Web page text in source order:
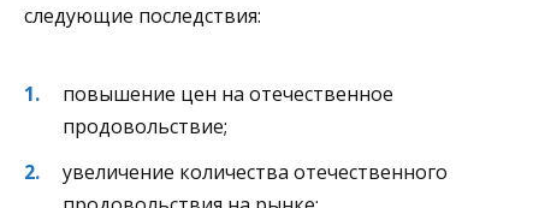
следующие последствия:
повышение цен на отечественное
продовольствие;
увеличение количества отечественного